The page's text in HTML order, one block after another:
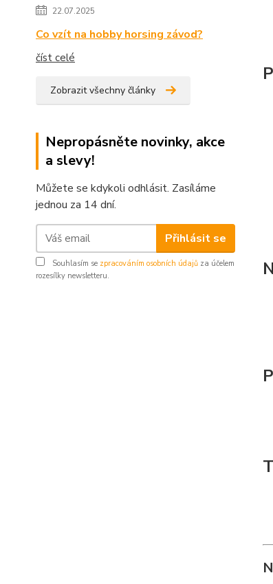
22.07.2025
Co vzít na hobby horsing závod?
číst celé
Zobrazit všechny články
Nepropásněte novinky, akce
a slevy!
Můžete se kdykoli odhlásit. Zasíláme
jednou za 14 dní.
Přihlásit se
Souhlasím se zpracováním osobních údajů za účelem
rozesílky newsletteru.